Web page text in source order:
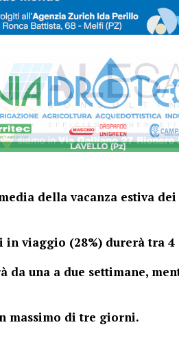
della vacanza estiva
viaggio (28%) durerà tra
da una a due settimane,
massimo di tre giorni.